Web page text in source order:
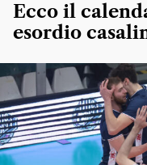
Ecco il
esordio